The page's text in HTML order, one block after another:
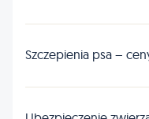
Szczepienia psa –